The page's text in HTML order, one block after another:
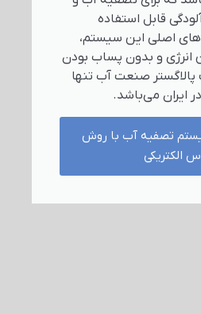
قابل استفاده
اصلی این سیستم،
و بدون پساب بودن
صنعت آب تنها
می‌باشد.
تصفیه آب با روش